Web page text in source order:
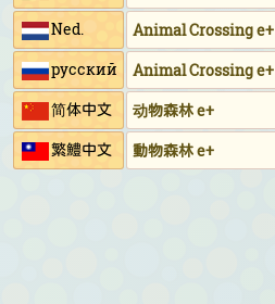
Ned.
Animal Crossing e+
русский
Animal Crossing e+
简体中文
动物森林 e+
繁鱧中文
動物森林 e+